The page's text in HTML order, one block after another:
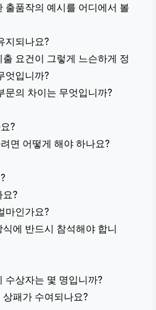
출품작의 예시를 어디에서 볼
지되나요?
요건이 그렇게 느슨하게 정
엇입니까?
의 차이는 무엇입니까?
?
면 어떻게 해야 하나요?
?
마인가요?
에 반드시 참석해야 합니
수상자는 몇 명입니까?
패가 수여되나요?